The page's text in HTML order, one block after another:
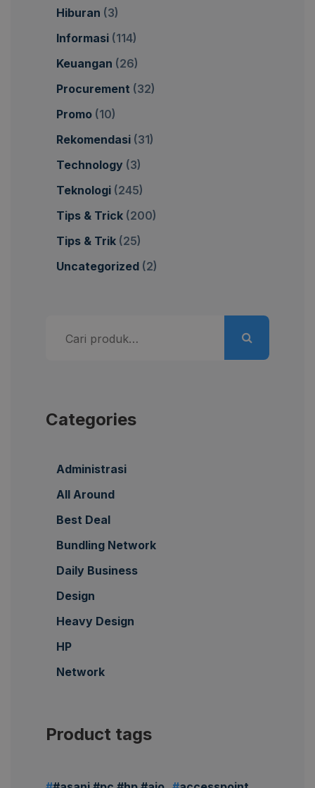
Hiburan (3)
Informasi (114)
Keuangan (26)
Procurement (32)
Promo (10)
Rekomendasi (31)
Technology (3)
Teknologi (245)
Tips & Trick (200)
Tips & Trik (25)
Uncategorized (2)
untuk:
Categories
Administrasi
All Around
Best Deal
Bundling Network
Daily Business
Design
Heavy Design
HP
Network
Product tags